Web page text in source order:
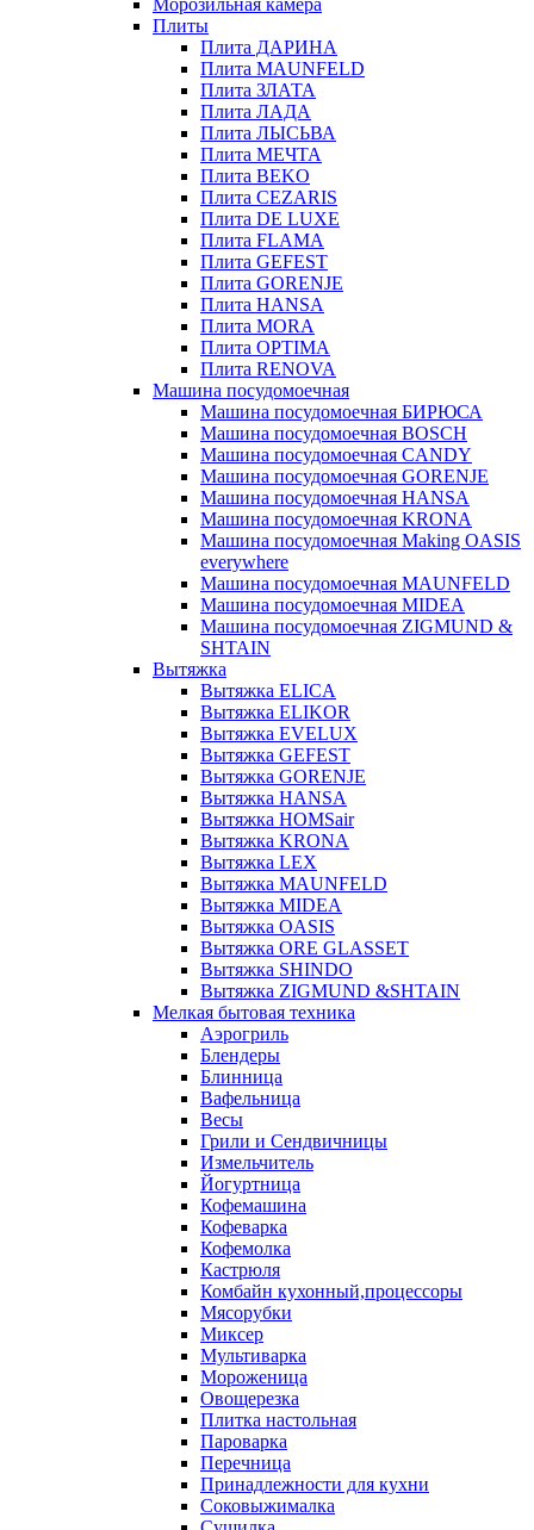
Морозильная камера
Плиты
Плита ДАРИНА
Плита MAUNFELD
Плита ЗЛАТА
Плита ЛАДА
Плита ЛЫСЬВА
Плита МЕЧТА
Плита BEKO
Плита CEZARIS
Плита DE LUXE
Плита FLAMA
Плита GEFEST
Плита GORENJE
Плита HANSA
Плита MORA
Плита OPTIMA
Плита RENOVA
Машина посудомоечная
Машина посудомоечная БИРЮСА
Машина посудомоечная BOSCH
Машина посудомоечная CANDY
Машина посудомоечная GORENJE
Машина посудомоечная HANSA
Машина посудомоечная KRONA
Машина посудомоечная Making OASIS
everywhere
Машина посудомоечная MAUNFELD
Машина посудомоечная MIDEA
Машина посудомоечная ZIGMUND &
SHTAIN
Вытяжка
Вытяжка ELICA
Вытяжка ELIKOR
Вытяжка EVELUX
Вытяжка GEFEST
Вытяжка GORENJE
Вытяжка HANSA
Вытяжка HOMSair
Вытяжка KRONA
Вытяжка LEX
Вытяжка MAUNFELD
Вытяжка MIDEA
Вытяжка OASIS
Вытяжка ORE GLASSET
Вытяжка SHINDO
Вытяжка ZIGMUND &SHTAIN
Мелкая бытовая техника
Аэрогриль
Блендеры
Блинница
Вафельница
Весы
Грили и Сендвичницы
Измельчитель
Йогуртница
Кофемашина
Кофеварка
Кофемолка
Кастрюля
Комбайн кухонный,процессоры
Мясорубки
Миксер
Мультиварка
Мороженица
Овощерезка
Плитка настольная
Пароварка
Перечница
Принадлежности для кухни
Соковыжималка